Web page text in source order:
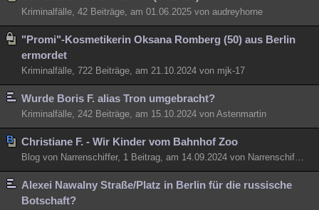
Kriminalfälle, 42 Beiträge, am 01.06.2025 von audreyhorne
"Promi"-Kosmetikerin Oksana Romberg (50) aus Berlin
ermordet
Kriminalfälle, 722 Beiträge, am 21.10.2024 von mjk-17
Wurde Boris F. alias Tron umgebracht?
Kriminalfälle, 242 Beiträge, am 15.10.2024 von Astenmartin
Christiane F. - Wir Kinder vom Bahnhof Zoo
Blog von Narrenschiffer, 1 Beitrag, am 14.09.2024 von Narrenschiffer
Alexei Nawalny Straße/Platz in Berlin für die russische
Botschaft?